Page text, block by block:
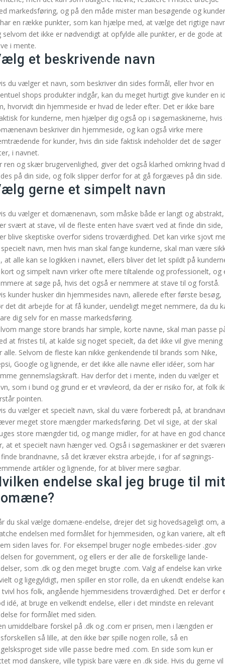
markedsføring, og på den måde mister man besøgende og
en række punkter, som kan hjælpe med, at vælge det rigtige
selvom det ikke er nødvendigt at opfylde alle punkter, er de gode at
i mente.
et beskrivende navn
du vælger et navn, som beskriver din sides formål, eller hvor en
shops produkter indgår, kan du meget hurtigt give kunder en
hvorvidt din hjemmeside er hvad de leder efter. Det er ikke bare
for kunderne, men hjælper dig også op i søgemaskinerne, hvis
beskriver din hjemmeside, og kan også virke mere
for kunder, hvis din side faktisk indeholder det de søger
i navnet.
ren og skær brugervenlighed, giver det også klarhed omkring hvad
på din side, og folk slipper derfor for at gå forgæves på din side.
gerne et simpelt navn
du vælger et domænenavn, som måske både er langt og abstrakt,
svært at stave, vil de fleste enten have svært ved at finde din side,
blive skeptiske overfor sidens troværdighed. Det kan virke sjovt
navn, men hvis man skal fange kunderne, skal man være
at alle kan se logikken i navnet, ellers bliver det let spildt på
og simpelt navn virker ofte mere tiltalende og professionelt, og
at søge på, hvis det også er nemmere at stave til og forstå.
kunder husker din hjemmesides navn, allerede efter første besøg,
det dit arbejde for at få kunder, uendeligt meget nemmere, da du
dig selv for en masse markedsføring.
mange store brands har simple, korte navne, skal man passe
at fristes til, at kalde sig noget specielt, da det ikke vil give mening
alle. Selvom de fleste kan nikke genkendende til brands som Nike,
Google og lignende, er det ikke alle navne eller idéer, som har
gennemslagskraft. Hav derfor det i mente, inden du vælger et
som i bund og grund er et vrøvleord, da der er risiko for, at folk
pointen.
du vælger et specielt navn, skal du være forberedt på, at
meget store mængder markedsføring. Det vil sige, at der skal
store mængder tid, og mange midler, for at have en god
at et specielt navn hænger ved. Også i søgemaskiner er det
brandnavne, så det kræver ekstra arbejde, i for af søgnings-
artikler og lignende, for at bliver mere søgbar.
endelse skal jeg bruge til mit
du skal vælge domæne-endelse, drejer det sig hovedsageligt om,
endelsen med formålet for hjemmesiden, og kan variere, alt
siden laves for. For eksempel bruger nogle embedes-sider .gov
for government, og ellers er der alle de forskellige lande-
som .dk og den meget brugte .com. Valg af endelse kan virke
og ligegyldigt, men spiller en stor rolle, da en ukendt endelse kan
tvivl hos folk, angående hjemmesidens troværdighed. Det er derfor
idé, at bruge en velkendt endelse, eller i det mindste en relevant
for formålet med siden.
umiddelbare forskel på .dk og .com er prisen, men i længden er
så lille, at den ikke bør spille nogen rolle, så en
side ville passe bedre med .com. En side som kun er
mod danskere, ville typisk bare være en .dk side. Hvis du gerne vil